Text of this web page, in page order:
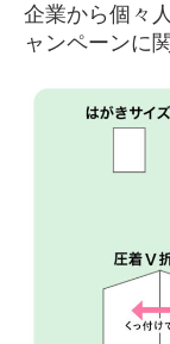
企業から個々
ャンペーンに